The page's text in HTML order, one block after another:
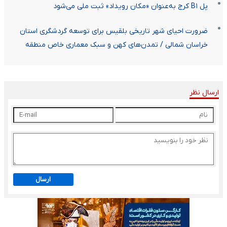
پل B۱ کرج به‌عنوان «مکان رویداد» ثبت ملی می‌شود
ضرورت احیای شهر تاریخی بلقیس برای توسعه گردشگری استان
خراسان شمالی / تمدن‌های کهن و سبک معماری خاص منطقه
ارسال نظر
ارسال